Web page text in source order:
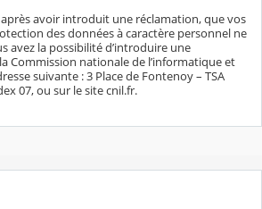
avoir introduit une réclamation, que vos
des données à caractère personnel ne
avez la possibilité d’introduire une
Commission nationale de l’informatique et
suivante : 3 Place de Fontenoy – TSA
07, ou sur le site cnil.fr.